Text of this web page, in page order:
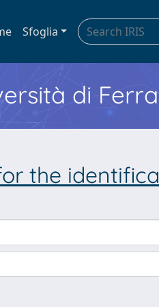
Sfoglia
di
the